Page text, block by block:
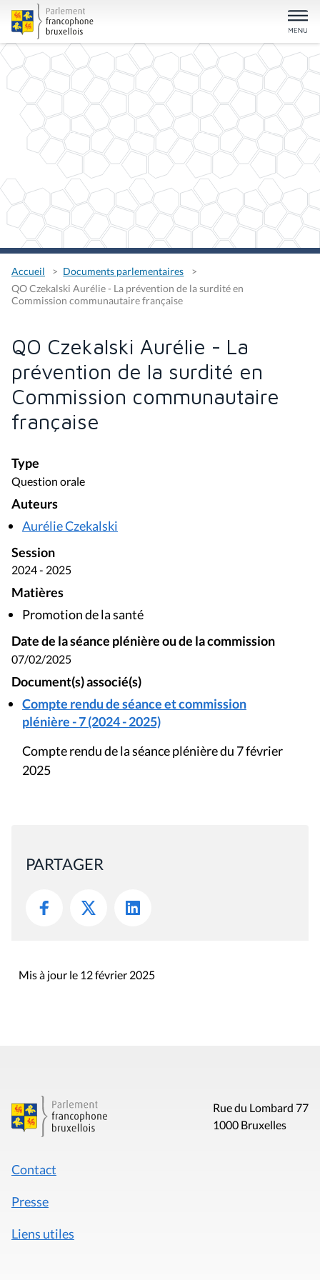
Accueil
Documents parlementaires
QO Czekalski Aurélie - La prévention de la surdité en
Commission communautaire française
QO Czekalski Aurélie - La
prévention de la surdité en
Commission communautaire
française
Type
Question orale
Auteurs
Aurélie Czekalski
Session
2024 - 2025
Matières
Promotion de la santé
Date de la séance plénière ou de la commission
07/02/2025
Document(s) associé(s)
Compte rendu de séance et commission
plénière - 7 (2024 - 2025)
Compte rendu de la séance plénière du 7 février
2025
PARTAGER
Mis à jour le 12 février 2025
Rue du Lombard 77
1000 Bruxelles
Contact
Presse
Liens utiles